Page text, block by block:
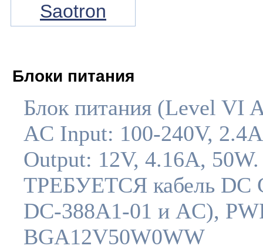
Saotron
Блоки питания
Блок питания (Level VI
AC Input: 100-240V,
Output: 12V, 4.16A, 50W.
ТРЕБУЕТСЯ кабель DC
DC-388A1-01 и AC),
BGA12V50W0WW